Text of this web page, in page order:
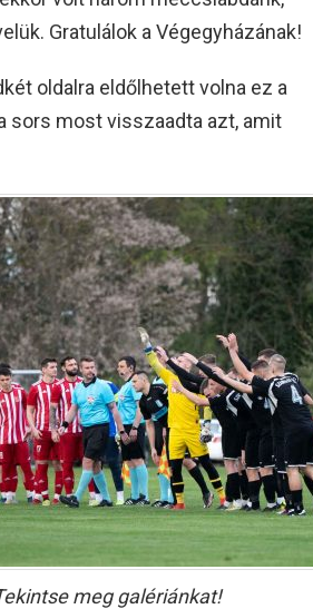
Gratulálok a Végegyházának!
oldalra eldőlhetett volna ez a
sors most visszaadta azt, amit
meg galériánkat!